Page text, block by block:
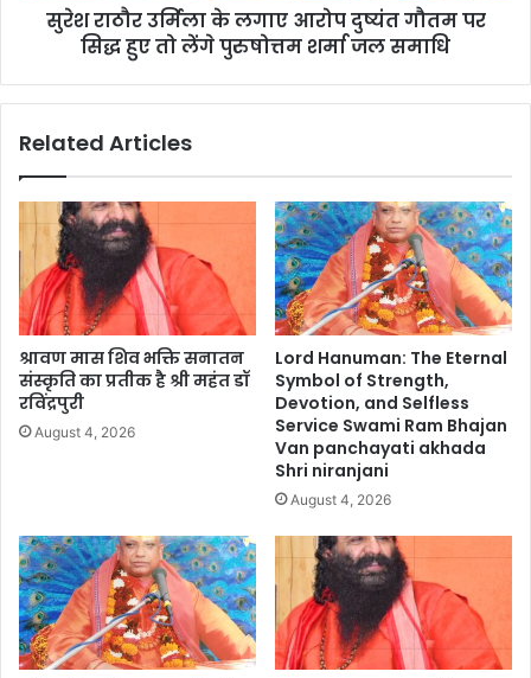
सुरेश राठौर उर्मिला के लगाए आरोप दुष्यंत गौतम पर
सिद्ध हुए तो लेंगे पुरुषोत्तम शर्मा जल समाधि
Related Articles
श्रावण मास शिव भक्ति सनातन
संस्कृति का प्रतीक है श्री महंत डॉ
रविंद्रपुरी
August 4, 2026
Lord Hanuman: The Eternal
Symbol of Strength,
Devotion, and Selfless
Service Swami Ram Bhajan
Van panchayati akhada
Shri niranjani
August 4, 2026